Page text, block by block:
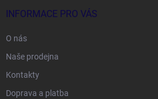
INFORMACE PRO VÁS
O nás
Naše prodejna
Kontakty
Doprava a platba